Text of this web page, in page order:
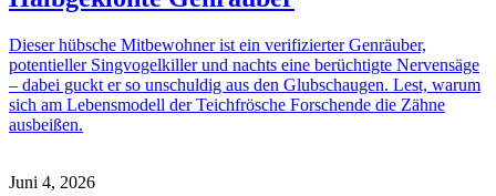
Dieser hübsche Mitbewohner ist ein verifizierter Genräuber,
potentieller Singvogelkiller und nachts eine berüchtigte Nervensäge
– dabei guckt er so unschuldig aus den Glubschaugen. Lest, warum
sich am Lebensmodell der Teichfrösche Forschende die Zähne
ausbeißen.
Juni 4, 2026